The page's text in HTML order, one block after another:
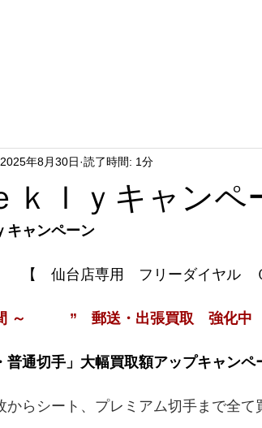
ｋｌｙキャンペ
2025年8月30日 読了時間: 1分
キャンペーン
【　仙台店専用　フリーダイヤル
～　　　”　郵送・出張買取　強化中
普通切手」大幅買取額アップキャンペ
からシート、プレミアム切手まで全て